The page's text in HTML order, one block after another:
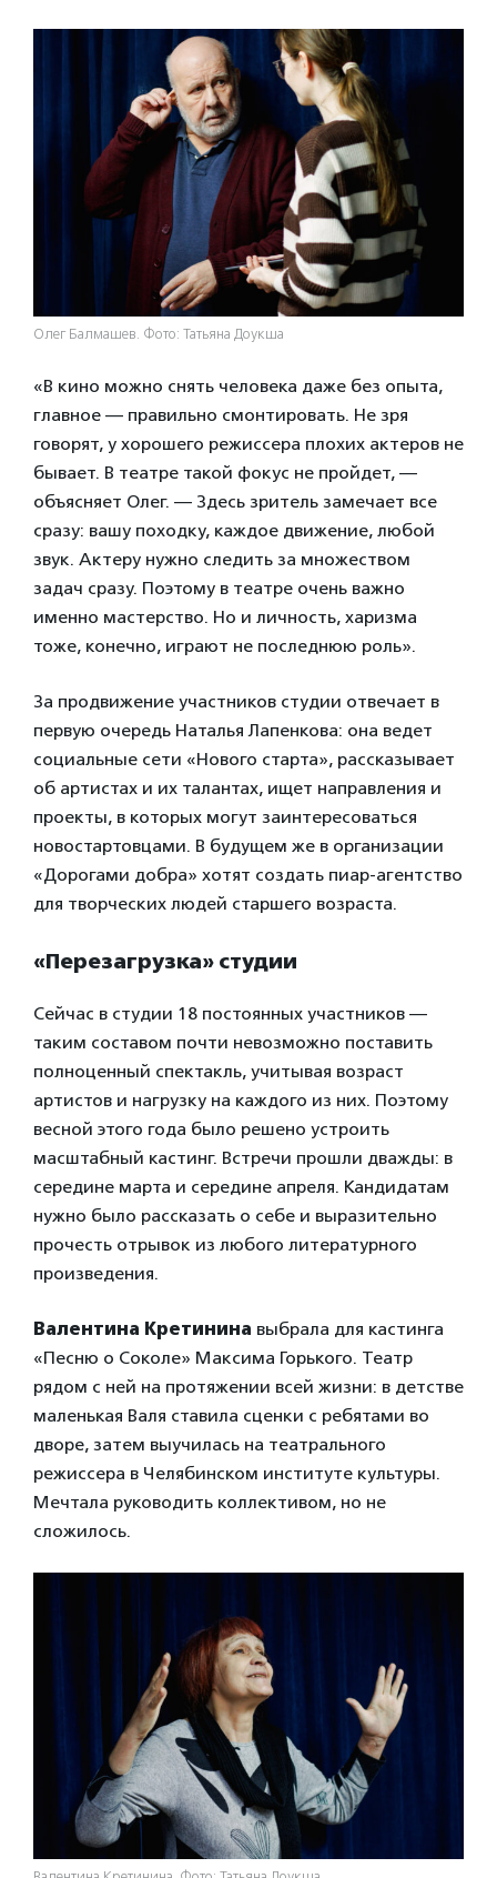
Олег Балмашев. Фото: Татьяна Доукша
«В кино можно снять человека даже без опыта,
главное — правильно смонтировать. Не зря
говорят, у хорошего режиссера плохих актеров не
бывает. В театре такой фокус не пройдет, —
объясняет Олег. — Здесь зритель замечает все
сразу: вашу походку, каждое движение, любой
звук. Актеру нужно следить за множеством
задач сразу. Поэтому в театре очень важно
именно мастерство. Но и личность, харизма
тоже, конечно, играют не последнюю роль».
За продвижение участников студии отвечает в
первую очередь Наталья Лапенкова: она ведет
социальные сети «Нового старта», рассказывает
об артистах и их талантах, ищет направления и
проекты, в которых могут заинтересоваться
новостартовцами. В будущем же в организации
«Дорогами добра» хотят создать пиар-агентство
для творческих людей старшего возраста.
«Перезагрузка» студии
Сейчас в студии 18 постоянных участников —
таким составом почти невозможно поставить
полноценный спектакль, учитывая возраст
артистов и нагрузку на каждого из них. Поэтому
весной этого года было решено устроить
масштабный кастинг. Встречи прошли дважды: в
середине марта и середине апреля. Кандидатам
нужно было рассказать о себе и выразительно
прочесть отрывок из любого литературного
произведения.
Валентина Кретинина выбрала для кастинга
«Песню о Соколе» Максима Горького. Театр
рядом с ней на протяжении всей жизни: в детстве
маленькая Валя ставила сценки с ребятами во
дворе, затем выучилась на театрального
режиссера в Челябинском институте культуры.
Мечтала руководить коллективом, но не
сложилось.